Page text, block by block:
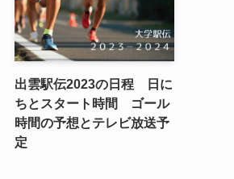
出雲駅伝2023の日程 日に
ちとスタート時間 ゴール
時間の予想とテレビ放送予
定